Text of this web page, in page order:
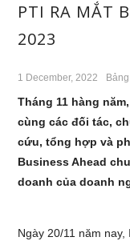
PTI RA MẮT
2023
1 December, 2022
Tháng 11 hàng
cùng các đối tác,
cứu, tổng hợp và
Business Ahead
doanh của doanh
Ngày 20/11 năm